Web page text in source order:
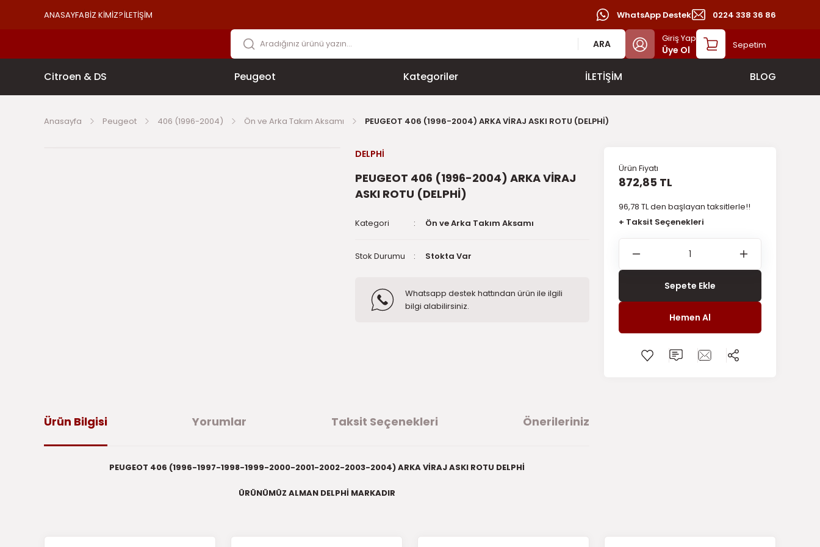
ANASAYFABİZ KİMİZ?İLETİŞİM WhatsApp Destek 0224 338 36 86
ARA Giriş Yap
Üye Ol Sepetim
Citroen & DS Peugeot Kategoriler İLETİŞİM BLOG
Anasayfa Peugeot 406 (1996-2004) Ön ve Arka Takım Aksamı PEUGEOT 406 (1996-2004) ARKA VİRAJ ASKI ROTU (DELPHİ)
DELPHİ
PEUGEOT 406 (1996-2004) ARKA VİRAJ
ASKI ROTU (DELPHİ)
Kategori Ön ve Arka Takım Aksamı
Stok Durumu Stokta Var
Whatsapp destek hattından ürün ile ilgili
bilgi alabilirsiniz.
Ürün Fiyatı
872,85 TL
96,78 TL den başlayan taksitlerle!!
+ Taksit Seçenekleri
Sepete Ekle
Hemen Al
Ürün Bilgisi Yorumlar Taksit Seçenekleri Önerileriniz
PEUGEOT 406 (1996-1997-1998-1999-2000-2001-2002-2003-2004) ARKA VİRAJ ASKI ROTU DELPHİ
ÜRÜNÜMÜZ ALMAN DELPHİ MARKADIR
Bu ürüne ilk yorumu siz yapın!